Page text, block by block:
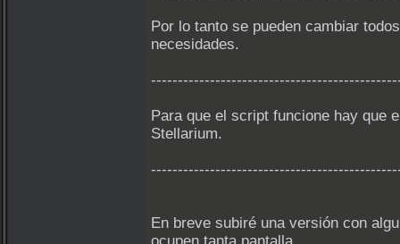
Por lo tanto se pueden cambiar
necesidades.
Para que el script funcione hay que
Stellarium.
En breve subiré una versión con